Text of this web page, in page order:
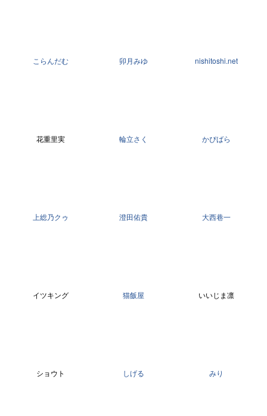
こらんだむ 卯月みゆ nishitoshi.net
花重里実 輪立さく かぴばら
上総乃クゥ 澄田佑貴 大西巷一
イツキング 猫飯屋 いいじま凛
ショウト しげる みり